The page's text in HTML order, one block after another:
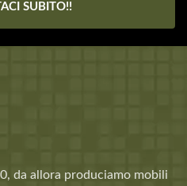
SUBITO!!
da allora produciamo mobili